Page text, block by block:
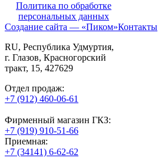
Политика по обработке
персональных данных
Создание сайта — «Пиком»Контакты
RU, Республика Удмуртия,
г. Глазов, Красногорский
тракт, 15, 427629
Отдел продаж:
+7 (912) 460-06-61
Фирменный магазин ГКЗ:
+7 (919) 910-51-66
Приемная:
+7 (34141) 6-62-62